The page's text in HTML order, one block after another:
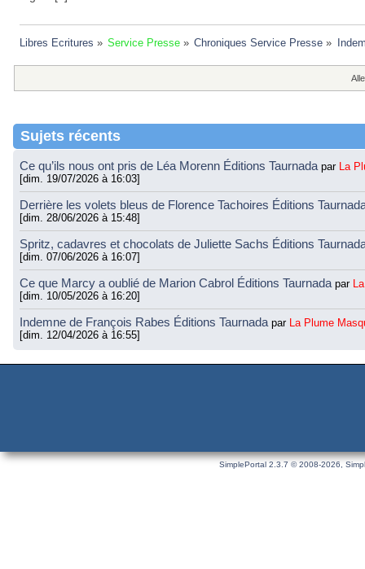
Libres Ecritures » Service Presse» Chroniques Service Presse »
Sujets récents
Ce qu’ils nous ont pris de Léa Morenn Éditions Taurnada par La
[dim. 19/07/2026 à 16:03]
Derrière les volets bleus de Florence Tachoires Éditions
[dim. 28/06/2026 à 15:48]
Spritz, cadavres et chocolats de Juliette Sachs Éditions
[dim. 07/06/2026 à 16:07]
Ce que Marcy a oublié de Marion Cabrol Éditions Taurnada par
[dim. 10/05/2026 à 16:20]
Indemne de François Rabes Éditions Taurnada par La Plume
[dim. 12/04/2026 à 16:55]
SimplePortal 2.3.7 © 2008-2026,